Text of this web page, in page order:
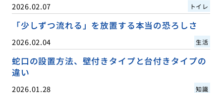
2026.02.07 トイレ
「少しずつ流れる」を放置する本当の恐ろしさ
2026.02.04 生活
蛇口の設置方法、壁付きタイプと台付きタイプの
違い
2026.01.28 知識